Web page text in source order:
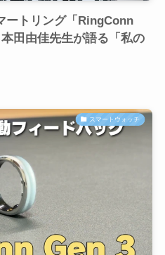
ートリング「RingConn
田由佳先生が語る「私の
スマートウォッチ